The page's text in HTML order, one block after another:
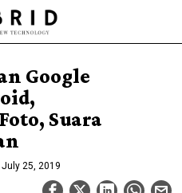
Google
Suara
July 25, 2019